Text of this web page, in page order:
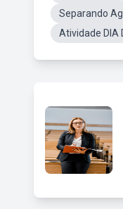
Separando
Atividade DIA